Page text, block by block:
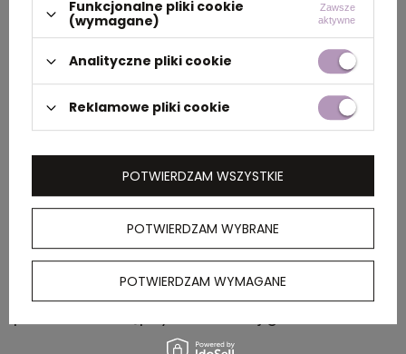
kartonu
zewnętrznego
Waga
kartonu
zewnętrznego
11 kg
OPIS
Wentylator ręczny wykonany z drewna i
Funkcjonalne pliki cookie
(wymagane)
Zawsze
aktywne
Analityczne pliki cookie
Reklamowe pliki cookie
POTWIERDZAM WYBRANE
POTWIERDZAM WYMAGANE
POTWIERDZAM WSZYSTKIE